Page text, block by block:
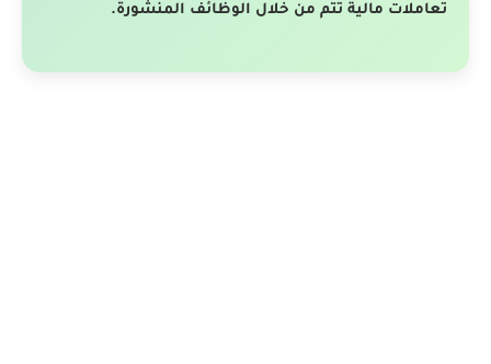
تعاملات مالية تتم من خلال الوظائف المنشورة.